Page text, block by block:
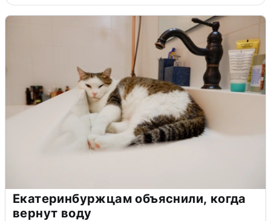
Екатеринбуржцам объяснили, когда
вернут воду